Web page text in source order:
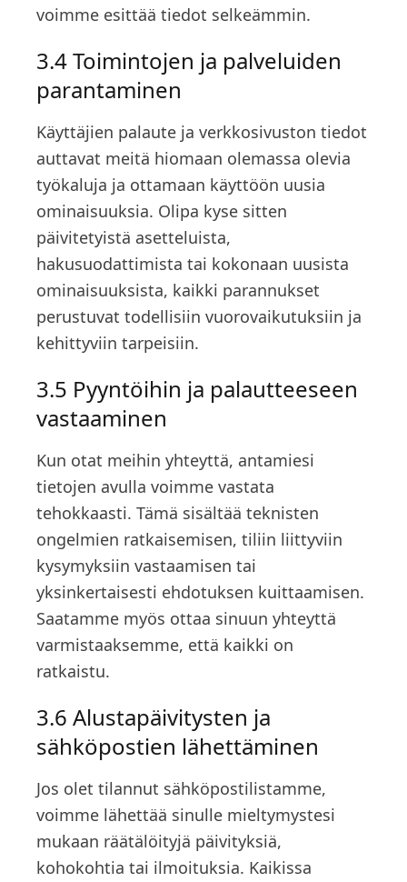
voimme esittää tiedot selkeämmin.
3.4 Toimintojen ja palveluiden
parantaminen
Käyttäjien palaute ja verkkosivuston tiedot
auttavat meitä hiomaan olemassa olevia
työkaluja ja ottamaan käyttöön uusia
ominaisuuksia. Olipa kyse sitten
päivitetyistä asetteluista,
hakusuodattimista tai kokonaan uusista
ominaisuuksista, kaikki parannukset
perustuvat todellisiin vuorovaikutuksiin ja
kehittyviin tarpeisiin.
3.5 Pyyntöihin ja palautteeseen
vastaaminen
Kun otat meihin yhteyttä, antamiesi
tietojen avulla voimme vastata
tehokkaasti. Tämä sisältää teknisten
ongelmien ratkaisemisen, tiliin liittyviin
kysymyksiin vastaamisen tai
yksinkertaisesti ehdotuksen kuittaamisen.
Saatamme myös ottaa sinuun yhteyttä
varmistaaksemme, että kaikki on
ratkaistu.
3.6 Alustapäivitysten ja
sähköpostien lähettäminen
Jos olet tilannut sähköpostilistamme,
voimme lähettää sinulle mieltymystesi
mukaan räätälöityjä päivityksiä,
kohokohtia tai ilmoituksia. Kaikissa